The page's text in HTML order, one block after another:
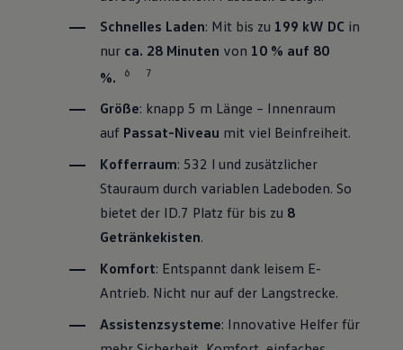
Schnelles Laden: Mit bis zu 199 kW DC in
nur ca. 28 Minuten von 10 % auf 80
%.
6 7
Größe: knapp 5 m Länge – Innenraum
auf Passat-Niveau mit viel Beinfreiheit.
Kofferraum: 532 l und zusätzlicher
Stauraum durch variablen Ladeboden. So
bietet der ID.7 Platz für bis zu 8
Getränkekisten.
Komfort: Entspannt dank leisem E-
Antrieb. Nicht nur auf der Langstrecke.
Assistenzsysteme: Innovative Helfer für